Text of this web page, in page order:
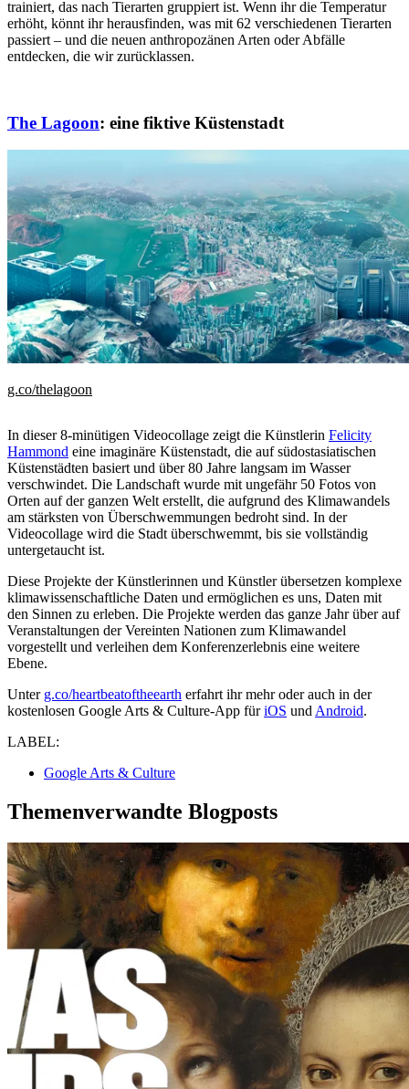
trainiert, das nach Tierarten gruppiert ist. Wenn ihr die Temperatur
erhöht, könnt ihr herausfinden, was mit 62 verschiedenen Tierarten
passiert – und die neuen anthropozänen Arten oder Abfälle
entdecken, die wir zurücklassen.
The Lagoon: eine fiktive Küstenstadt
g.co/thelagoon
In dieser 8-minütigen Videocollage zeigt die Künstlerin Felicity
Hammond eine imaginäre Küstenstadt, die auf südostasiatischen
Küstenstädten basiert und über 80 Jahre langsam im Wasser
verschwindet. Die Landschaft wurde mit ungefähr 50 Fotos von
Orten auf der ganzen Welt erstellt, die aufgrund des Klimawandels
am stärksten von Überschwemmungen bedroht sind. In der
Videocollage wird die Stadt überschwemmt, bis sie vollständig
untergetaucht ist.
Diese Projekte der Künstlerinnen und Künstler übersetzen komplexe
klimawissenschaftliche Daten und ermöglichen es uns, Daten mit
den Sinnen zu erleben. Die Projekte werden das ganze Jahr über auf
Veranstaltungen der Vereinten Nationen zum Klimawandel
vorgestellt und verleihen dem Konferenzerlebnis eine weitere
Ebene.
Unter g.co/heartbeatoftheearth erfahrt ihr mehr oder auch in der
kostenlosen Google Arts & Culture-App füriOS und Android.
LABEL:
Google Arts & Culture
Themenverwandte Blogposts